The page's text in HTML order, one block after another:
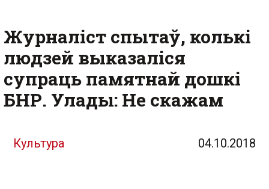
Журналіст спытаў, колькі
людзей выказаліся
супраць памятнай дошкі
БНР. Улады: Не скажам
Культура 04.10.2018